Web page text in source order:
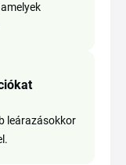
leárazásokkor